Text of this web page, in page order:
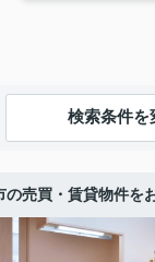
検索条件を
の売買・賃貸物件を